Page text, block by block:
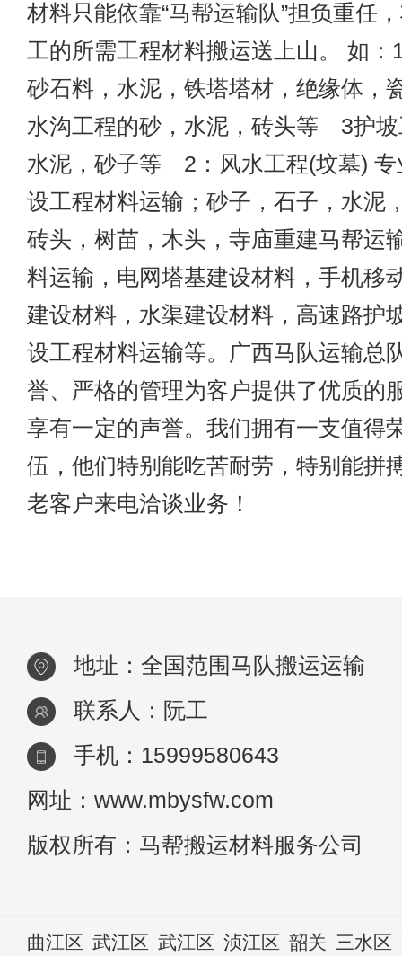
材料只能依靠“马帮运输队”担负重任
工的所需工程材料搬运送上山。 如：
砂石料，水泥，铁塔塔材，绝缘体
水沟工程的砂，水泥，砖头等 3护坡
水泥，砂子等 2：风水工程(坟墓) 专
设工程材料运输；砂子，石子，水泥
砖头，树苗，木头，寺庙重建马帮运
料运输，电网塔基建设材料，手机移
建设材料，水渠建设材料，高速路护
设工程材料运输等。广西马队运输总
誉、严格的管理为客户提供了优质的
享有一定的声誉。我们拥有一支值得
伍，他们特别能吃苦耐劳，特别能拼
老客户来电洽谈业务！
地址：全国范围马队搬运运输
联系人：阮工
手机：15999580643
网址：www.mbysfw.com
版权所有：马帮搬运材料服务公司
曲江区 武江区 武江区 浈江区 韶关 三水区